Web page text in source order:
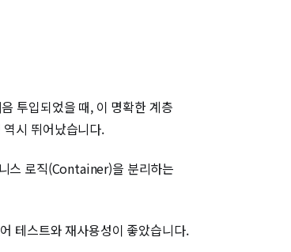
투입되었을 때, 이 명확한 계층
시 뛰어났습니다.
스 로직(Container)을 분리하는
테스트와 재사용성이 좋았습니다.